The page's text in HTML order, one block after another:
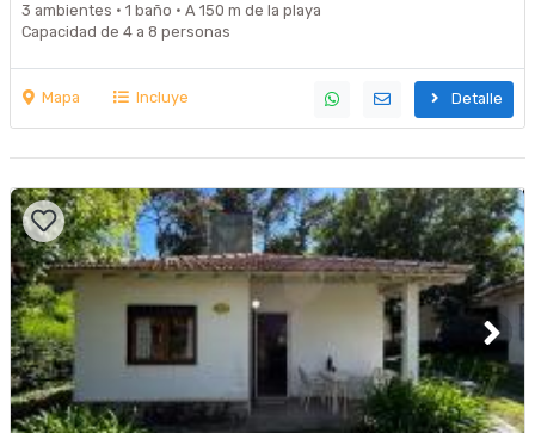
3 ambientes · 1 baño · A 150 m de la playa
Capacidad de 4 a 8 personas
Mapa Incluye Detalle